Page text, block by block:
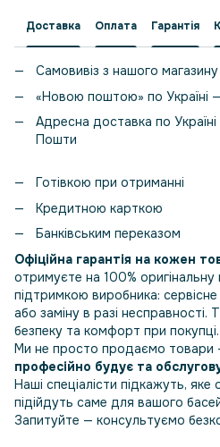
Доставка Оплата Гарантія
Самовивіз з нашого
«Новою поштою» по Україні
Адресна доставка по
Пошти
Готівкою при отриманні
Кредитною карткою
Банківським переказом
Офіційна гарантія на кожен
отримуєте на 100%
підтримкою виробника:
або заміну в разі
безпеку та комфорт при покупці.
Ми не просто продаємо товари
професійно будує та
Наші спеціалісти підкажуть,
підійдуть саме для вашого
Запитуйте — консультуємо